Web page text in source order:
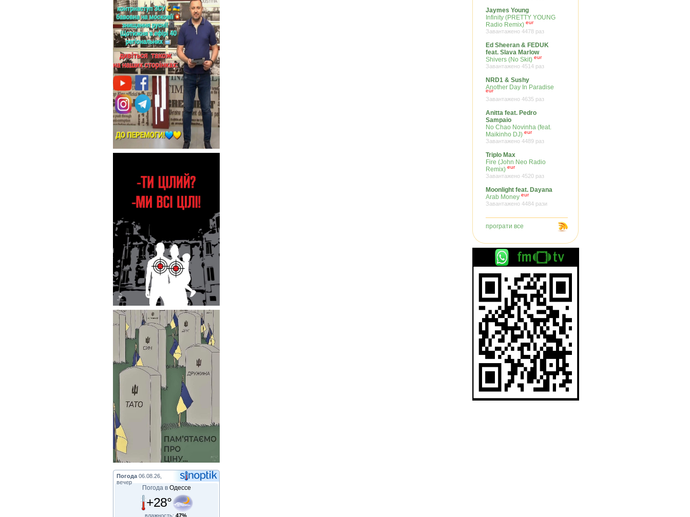
Погода 06.08.26,
вечер
Погода в Одессе
+28°
влажность: 47%
Jaymes Young
Infinity (PRETTY YOUNG
Radio Remix) eur
Завантажено 4478 раз
Ed Sheeran & FEDUK
feat. Slava Marlow
Shivers (No Skit) eur
Завантажено 4514 раз
NRD1 & Sushy
Another Day In Paradise
eur
Завантажено 4635 раз
Anitta feat. Pedro
Sampaio
No Chao Novinha (feat.
Maikinho DJ) eur
Завантажено 4489 раз
Triplo Max
Fire (John Neo Radio
Remix) eur
Завантажено 4520 раз
Moonlight feat. Dayana
Arab Money eur
Завантажено 4484 рази
програти все